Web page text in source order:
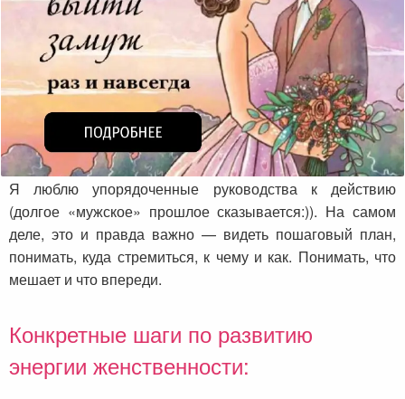
Я люблю упорядоченные руководства к действию
(долгое «мужское» прошлое сказывается:)). На самом
деле, это и правда важно — видеть пошаговый план,
понимать, куда стремиться, к чему и как. Понимать, что
мешает и что впереди.
Конкретные шаги по развитию
энергии женственности: